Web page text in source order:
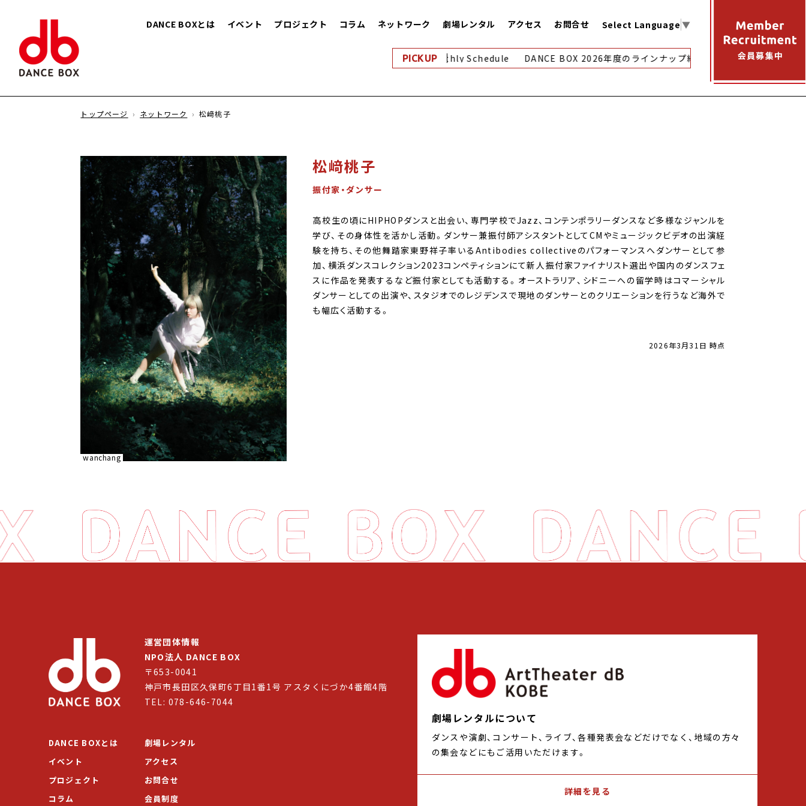
DANCE BOXとは イベント プロジェクト コラム ネットワーク 劇場レンタル アクセス お問合せ Select Language ▼
PICKUP
8月｜Monthly Schedule DANCE BOX 2026年度のラインナップ紹介 【アーカイブ映像配
トップページ ネットワーク 松﨑桃子
wanchang
松﨑桃子
振付家・ダンサー
高校生の頃にHIPHOPダンスと出会い、専門学校でJazz、コンテンポラリーダンスなど多様なジャンルを
学び、その身体性を活かし活動。ダンサー兼振付師アシスタントとしてCMやミュージックビデオの出演経
験を持ち、その他舞踏家東野祥子率いるAntibodies collectiveのパフォーマンスへダンサーとして参
加、横浜ダンスコレクション2023コンペティションにて新人振付家ファイナリスト選出や国内のダンスフェ
スに作品を発表するなど振付家としても活動する。オーストラリア、シドニーへの留学時はコマーシャル
ダンサーとしての出演や、スタジオでのレジデンスで現地のダンサーとのクリエーションを行うなど海外で
も幅広く活動する。
2026年3月31日 時点
運営団体情報
NPO法人 DANCE BOX
〒653-0041
神戸市長田区久保町6丁目1番1号 アスタくにづか4番館4階
TEL: 078-646-7044
DANCE BOXとは
イベント
プロジェクト
コラム
劇場レンタル
アクセス
お問合せ
会員制度
劇場レンタルについて
ダンスや演劇、コンサート、ライブ、各種発表会などだけでなく、地域の方々
の集会などにもご活用いただけます。
詳細を見る